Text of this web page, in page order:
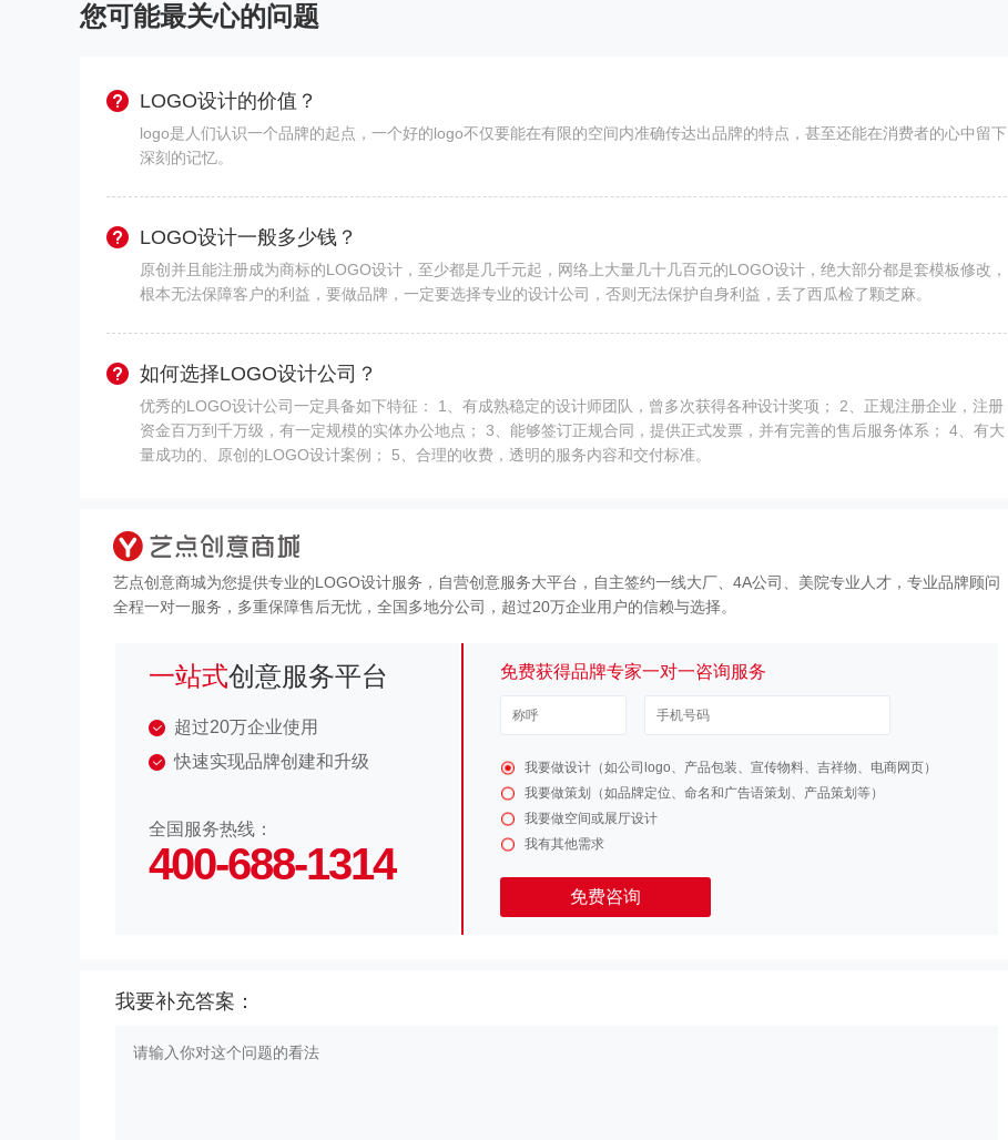
您可能最关心的问题
LOGO设计的价值？
logo是人们认识一个品牌的起点，一个好的logo不仅要能在有限的空间内准确传达出品牌的特点，甚至还能在消费者的心中留下
深刻的记忆。
LOGO设计一般多少钱？
原创并且能注册成为商标的LOGO设计，至少都是几千元起，网络上大量几十几百元的LOGO设计，绝大部分都是套模板修改，
根本无法保障客户的利益，要做品牌，一定要选择专业的设计公司，否则无法保护自身利益，丢了西瓜检了颗芝麻。
如何选择LOGO设计公司？
优秀的LOGO设计公司一定具备如下特征： 1、有成熟稳定的设计师团队，曾多次获得各种设计奖项； 2、正规注册企业，注册
资金百万到千万级，有一定规模的实体办公地点； 3、能够签订正规合同，提供正式发票，并有完善的售后服务体系； 4、有大
量成功的、原创的LOGO设计案例； 5、合理的收费，透明的服务内容和交付标准。
艺点创意商城为您提供专业的LOGO设计服务，自营创意服务大平台，自主签约一线大厂、4A公司、美院专业人才，专业品牌顾问
全程一对一服务，多重保障售后无忧，全国多地分公司，超过20万企业用户的信赖与选择。
一站式创意服务平台
超过20万企业使用
快速实现品牌创建和升级
全国服务热线：
400-688-1314
免费获得品牌专家一对一咨询服务
我要做设计（如公司logo、产品包装、宣传物料、吉祥物、电商网页）
我要做策划（如品牌定位、命名和广告语策划、产品策划等）
我要做空间或展厅设计
我有其他需求
免费咨询
我要补充答案：